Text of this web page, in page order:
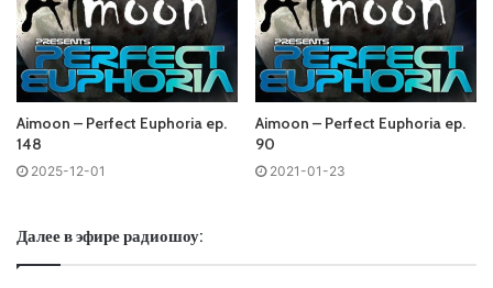
Tracklist:
No playlist
/06:04/ Super8 & Tab – Flare /Armada Captivating/
Aimoon – Perfect Euphoria ep.
148
2025-12-01
Aimoon – Perfect Euphoria ep.
90
2021-01-23
Далее в эфире радиошоу: